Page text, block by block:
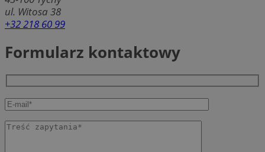
ul. Witosa 38
+32 218 60 99
Formularz kontaktowy